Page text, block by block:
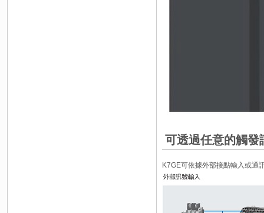
可透過任意的觸發
K7GE可依據外部接點輸入或通